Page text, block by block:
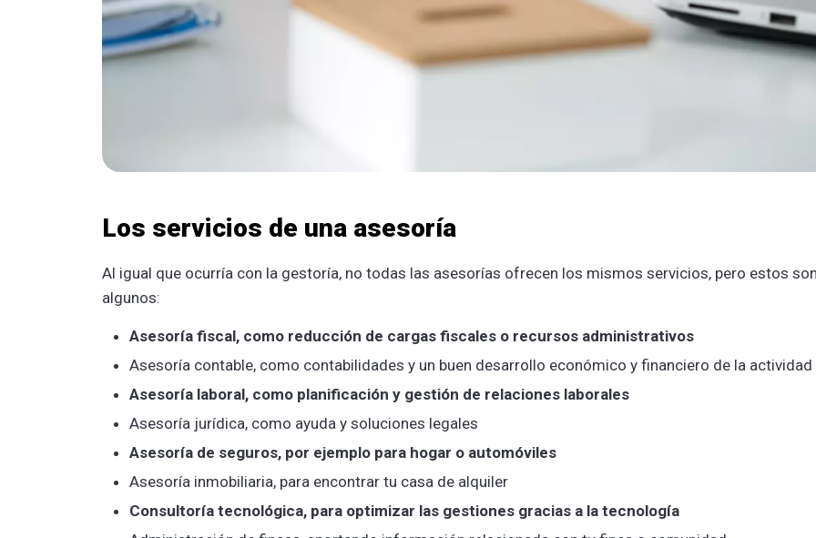
Los servicios de una asesoría
Al igual que ocurría con la gestoría, no todas las asesorías ofrecen los mismos servicios, pero estos
algunos:
Asesoría fiscal, como reducción de cargas fiscales o recursos administrativos
Asesoría contable, como contabilidades y un buen desarrollo económico y financiero de la actividad
Asesoría laboral, como planificación y gestión de relaciones laborales
Asesoría jurídica, como ayuda y soluciones legales
Asesoría de seguros, por ejemplo para hogar o automóviles
Asesoría inmobiliaria, para encontrar tu casa de alquiler
Consultoría tecnológica, para optimizar las gestiones gracias a la tecnología